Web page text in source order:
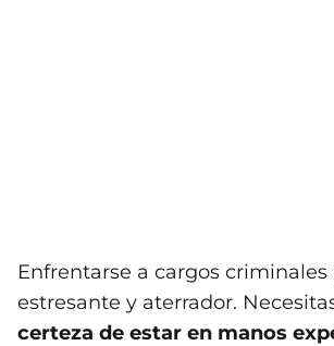
Enfrentarse a cargos criminales
estresante y aterrador.
certeza de estar en manos